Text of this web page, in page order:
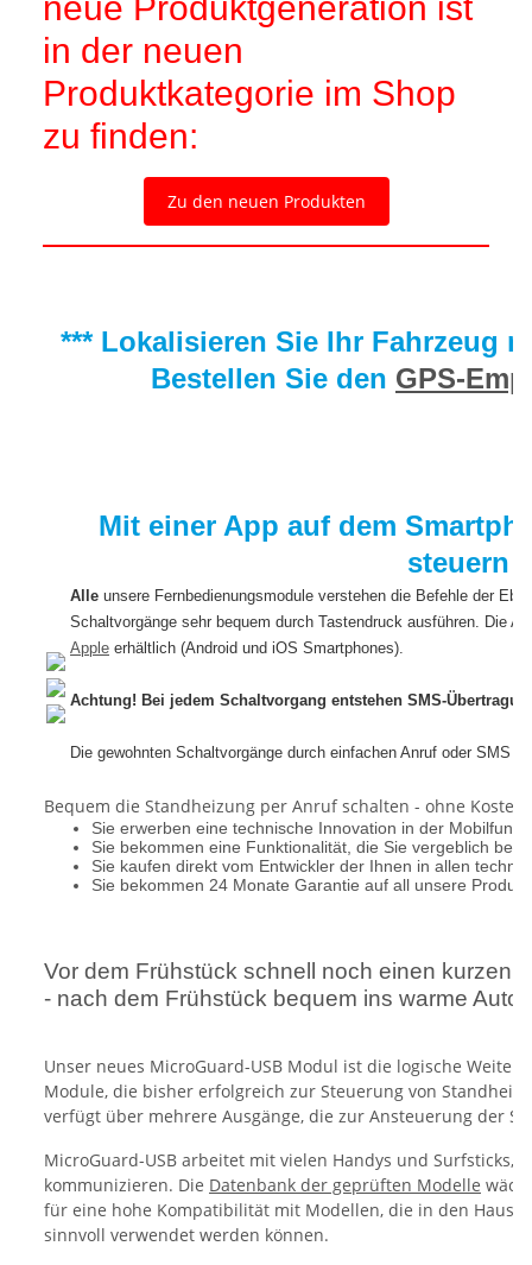
in der neuen
Produktkategorie im Shop
zu finden:
Zu den neuen Produkten
*** Lokalisieren Sie Ihr Fahrzeug
Bestellen Sie den GPS-
Mit einer App auf dem
steuern
Alle unsere Fernbedienungsmodule verstehen die Befehle der
Schaltvorgänge sehr bequem durch Tastendruck ausführen. Die
Apple erhältlich (Android und iOS Smartphones).
Achtung! Bei jedem Schaltvorgang entstehen SMS-
Die gewohnten Schaltvorgänge durch einfachen Anruf oder SMS
Bequem die Standheizung per Anruf schalten - ohne Kosten.
Sie erwerben eine technische Innovation in der
Sie bekommen eine Funktionalität, die Sie vergeblich bei
Sie kaufen direkt vom Entwickler der Ihnen in allen
Sie bekommen 24 Monate Garantie auf all unsere
Vor dem Frühstück schnell noch einen kurzen
- nach dem Frühstück bequem ins warme Auto
Unser neues MicroGuard-USB Modul ist die logische
Module, die bisher erfolgreich zur Steuerung von
verfügt über mehrere Ausgänge, die zur Ansteuerung der
MicroGuard-USB arbeitet mit vielen Handys und Surfsticks,
kommunizieren. Die Datenbank der geprüften Modelle
für eine hohe Kompatibilität mit Modellen, die in den
sinnvoll verwendet werden können.